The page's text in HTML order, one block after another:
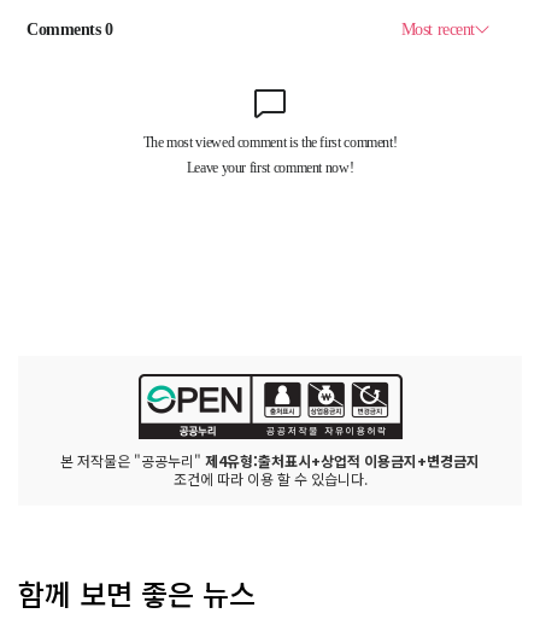
본 저작물은 "공공누리" 제4유형:출처표시+상업적 이용금지+변경금지
조건에 따라 이용 할 수 있습니다.
함께 보면 좋은 뉴스